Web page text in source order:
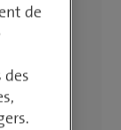
de
des